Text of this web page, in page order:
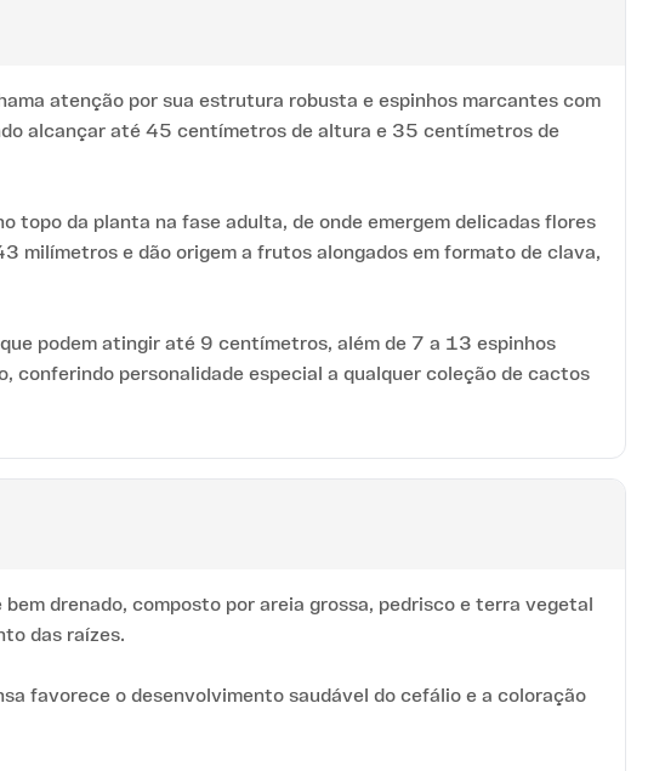
atenção por sua estrutura robusta e espinhos marcantes com
alcançar até 45 centímetros de altura e 35 centímetros de
topo da planta na fase adulta, de onde emergem delicadas flores
milímetros e dão origem a frutos alongados em formato de clava,
podem atingir até 9 centímetros, além de 7 a 13 espinhos
personalidade especial a qualquer coleção de cactos
drenado, composto por areia grossa, pedrisco e terra vegetal
das raízes.
favorece o desenvolvimento saudável do cefálio e a coloração